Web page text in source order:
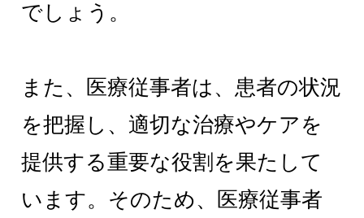
でしょう。
また、医療従事者は、患者の状況
を把握し、適切な治療やケアを
提供する重要な役割を果たして
います。そのため、医療従事者